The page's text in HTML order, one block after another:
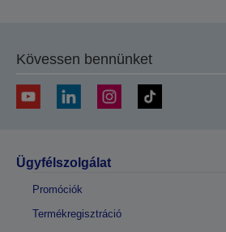
Kövessen bennünket
Ügyfélszolgálat
Promóciók
Termékregisztráció